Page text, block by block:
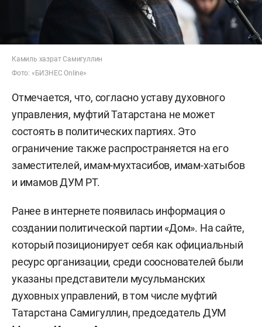
Камиль хазрат Самигуллин
Фото: «БИЗНЕС Online»
Отмечается, что, согласно уставу духовного
управления, муфтий Татарстана не может
состоять в политических партиях. Это
ограничение также распространяется на его
заместителей, имам-мухтасибов, имам-хатыбов
и имамов ДУМ РТ.
Ранее в интернете появилась информация о
создании политической партии «Дом». На сайте,
который позиционирует себя как официальный
ресурс организации, среди сооснователей были
указаны представители мусульманских
духовных управлений, в том числе муфтий
Татарстана Самигуллин, председатель ДУМ